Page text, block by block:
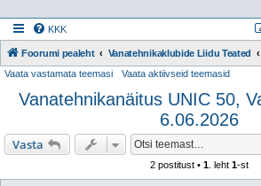
KKK
Foorumi pealeht Vanatehnikaklubide Liidu Teated
Vaata vastamata teemasi Vaata aktiivseid teemasid
Vanatehnikanäitus UNIC 50,
6.06.2026
Vasta
2 postitust • 1. leht 1-st